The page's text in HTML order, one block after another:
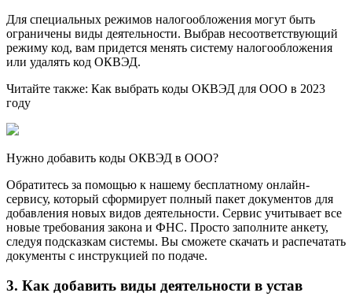
Для специальных режимов налогообложения могут быть
ограничены виды деятельности. Выбрав несоответствующий
режиму код, вам придется менять систему налогообложения
или удалять код ОКВЭД.
Читайте также: Как выбрать коды ОКВЭД для ООО в 2023
году
Нужно добавить коды ОКВЭД в ООО?
Обратитесь за помощью к нашему бесплатному онлайн-
сервису, который сформирует полный пакет документов для
добавления новых видов деятельности. Сервис учитывает все
новые требования закона и ФНС. Просто заполните анкету,
следуя подсказкам системы. Вы сможете скачать и распечатать
документы с инструкцией по подаче.
3. Как добавить виды деятельности в устав